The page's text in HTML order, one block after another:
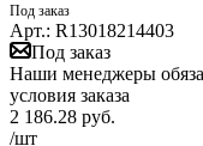
Под заказ
Арт.: R13018214403
Под заказ
Наши менеджеры
условия заказа
2 186.28 руб.
/шт